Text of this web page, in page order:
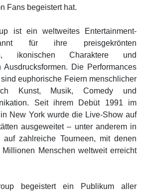
Fans begeistert hat.
ist ein weltweites Entertainment-
für ihre preisgekrönten
ikonischen Charaktere und
Die Performances
euphorische Feiern menschlicher
Kunst, Musik, Comedy und
Seit ihrem Debüt 1991 im
New York wurde die Live-Show auf
ausgeweitet – unter anderem in
zahlreiche Tourneen, mit denen
Menschen weltweit erreicht
begeistert ein Publikum aller